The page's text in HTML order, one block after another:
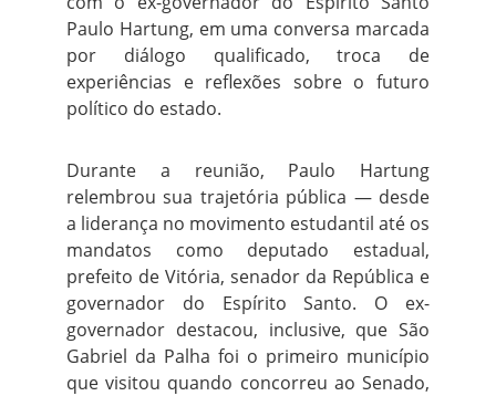
Paulo Hartung, em uma conversa marcada
por diálogo qualificado, troca de
experiências e reflexões sobre o futuro
político do estado.
Durante a reunião, Paulo Hartung
relembrou sua trajetória pública — desde
a liderança no movimento estudantil até os
mandatos como deputado estadual,
prefeito de Vitória, senador da República e
governador do Espírito Santo. O ex-
governador destacou, inclusive, que São
Gabriel da Palha foi o primeiro município
que visitou quando concorreu ao Senado,